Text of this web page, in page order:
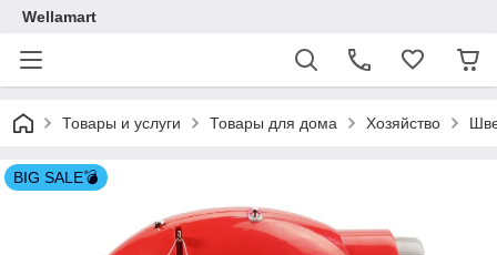
Wellamart
Товары и услуги Товары для дома Хозяйство
BIG SALE💣